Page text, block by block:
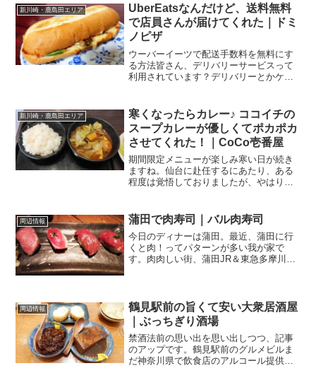
新川崎・鹿島田エリア
UberEatsなんだけど、送料無料
で店員さんが届けてくれた｜ドミ
ノピザ
ウーバーイーツで配送手数料を無料にす
る方法皆さん、デリバリーサービスって
利用されています？デリバリーとかケー
前ですからね、Japanese Traditional Cu...
新川崎・鹿島田エリア
寒くなったらカレー♪ ココイチの
スープカレーが優しくてポカポカ
させてくれた！｜CoCo壱番屋
期間限定メニューが楽しみ寒い日が続き
ますね。仙台に赴任するにあたり、ある
程度は覚悟しておりましたが、やはり今
ます。過去に住んだことがある場所っ
て、東の端は東京で・西の端...
周辺情報 蒲田で肉寿司｜バル肉寿司
今日のディナーは蒲田。最近、蒲田に行
くと肉！ってパターンが多い我が家で
す。肉肉しい街、蒲田JR＆東急多摩川
にあるのが．．．バル肉...
周辺情報
鶴見駅前の旨くて安い大衆居酒屋
｜ぶっちぎり酒場
禁酒法前の思い出を思い出しつつ、記事
のアップです。鶴見駅前のグルメビルま
だ神奈川県で飲食店のアルコール提供が